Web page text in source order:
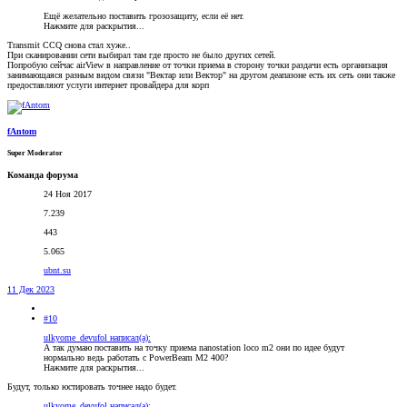
Ещё желательно поставить грозозащиту, если её нет.
Нажмите для раскрытия...
Transmit CCQ снова стал хуже..
При сканировании сети выбирал там где просто не было других сетей.
Попробую сейчас airView в направление от точки приема в сторону точки раздачи есть организация
занимающаяся разным видом связи "Вектар или Вектор" на другом деапазоне есть их сеть они также
предоставляют услуги интернет провайдера для корп
fAntom
Super Moderator
Команда форума
24 Ноя 2017
7.239
443
5.065
ubnt.su
11 Дек 2023
#10
ulkyome_devufol написал(а):
А так думаю поставить на точку приема nanostation loco m2 они по идее будут
нормально ведь работать с PowerBeam M2 400?
Нажмите для раскрытия...
Будут, только юстировать точнее надо будет.